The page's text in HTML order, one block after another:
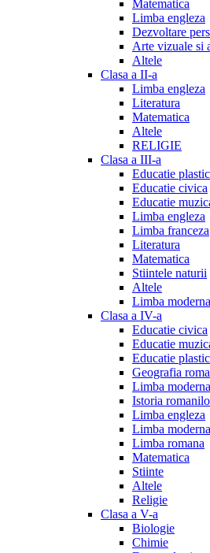
Matematica
Limba engleza
Dezvoltare
Arte vizuale si
Altele
Clasa a II-a
Limba engleza
Literatura
Matematica
Altele
RELIGIE
Clasa a III-a
Educatie
Educatie civica
Educatie
Limba engleza
Limba franceza
Literatura
Matematica
Stiintele naturii
Altele
Limba
Clasa a IV-a
Educatie civica
Educatie
Educatie
Geografia
Limba
Istoria
Limba engleza
Limba
Limba romana
Matematica
Stiinte
Altele
Religie
Clasa a V-a
Biologie
Chimie